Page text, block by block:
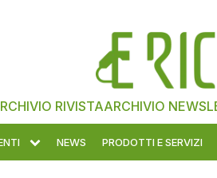
RIVISTAARCHIVIO
NEWS PRODOTTI E SERVIZI